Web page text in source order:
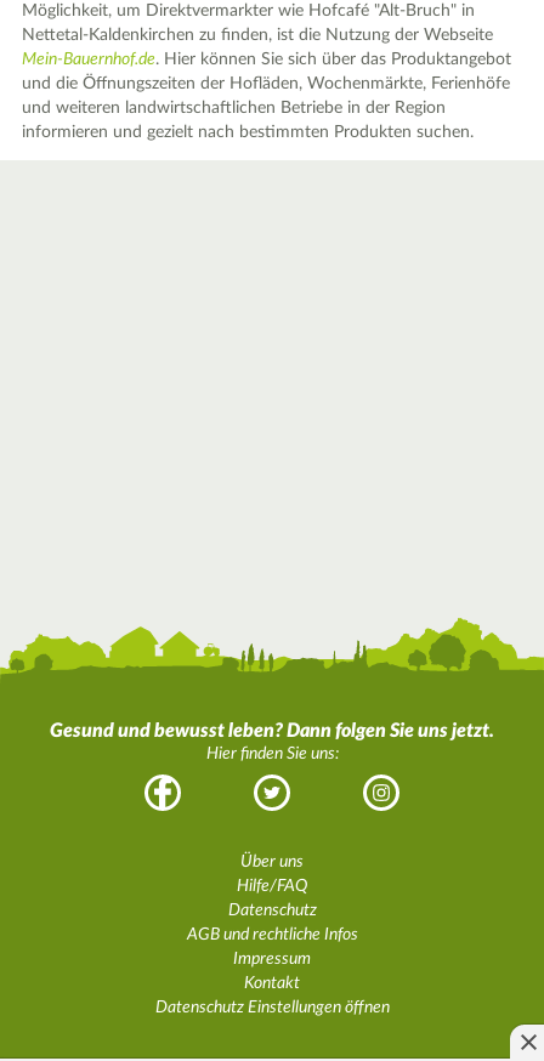
Möglichkeit, um Direktvermarkter wie Hofcafé "Alt-Bruch" in
Nettetal-Kaldenkirchen zu finden, ist die Nutzung der Webseite
Mein-Bauernhof.de. Hier können Sie sich über das Produktangebot
und die Öffnungszeiten der Hofläden, Wochenmärkte, Ferienhöfe
und weiteren landwirtschaftlichen Betriebe in der Region
informieren und gezielt nach bestimmten Produkten suchen.
Gesund und bewusst leben? Dann folgen Sie uns jetzt.
Hier finden Sie uns:
Facebook Twitter Instagram
Über uns
Hilfe/FAQ
Datenschutz
AGB und rechtliche Infos
Impressum
Kontakt
Datenschutz Einstellungen öffnen